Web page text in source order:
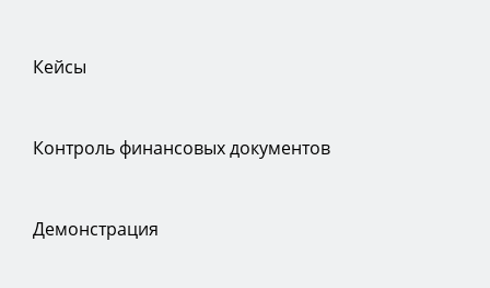
Кейсы
Контроль финансовых документов
Демонстрация